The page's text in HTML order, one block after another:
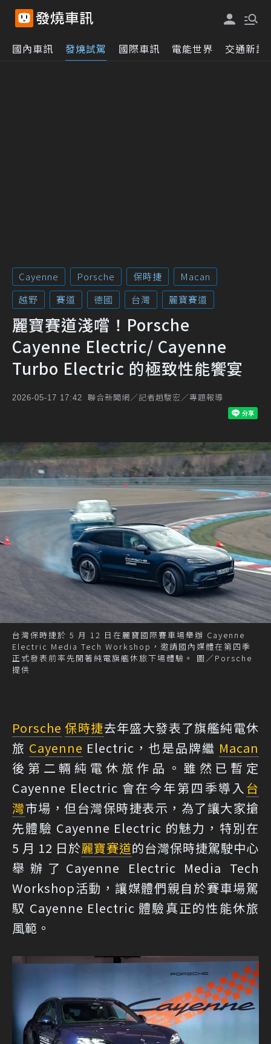
國內車訊 發燒試駕 國際車訊 電能世界 交通新訊
Cayenne Porsche 保時捷
Macan
越野
賽道 德國 台灣 麗寶賽道
麗寶賽道淺嚐！Porsche
Cayenne Electric/ Cayenne
Turbo Electric 的極致性能饗宴
2026-05-17 17:42 聯合新聞網／記者趙駿宏／專題報導
台灣保時捷於 5 月 12 日在麗寶國際賽車場舉辦 Cayenne
Electric Media Tech Workshop，邀請國內媒體在第四季
正式發表前率先開著純電旗艦休旅下場體驗。 圖／Porsche
提供
Porsche 保時捷去年盛大發表了旗艦純電休
旅 Cayenne Electric，也是品牌繼 Macan
後第二輛純電休旅作品。雖然已暫定
Cayenne Electric 會在今年第四季導入 台
灣市場，但台灣保時捷表示，為了讓大家搶
先體驗 Cayenne Electric 的魅力，特別在
5 月 12 日於麗寶賽道的台灣保時捷駕駛中心
舉辦了Cayenne Electric Media Tech
Workshop活動，讓媒體們親自於賽車場駕
馭 Cayenne Electric 體驗真正的性能休旅
風範。